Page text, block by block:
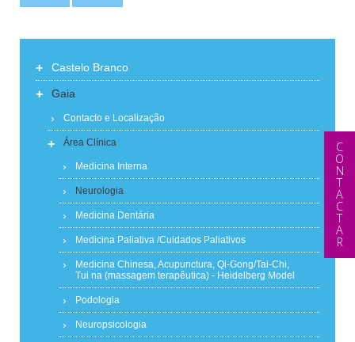
+ Castelo Branco
+ Gaia
Contacto e Localização
+ Área Clínica
Medicina Interna
Neurologia
Medicina Dentária
Medicina Paliativa /Cuidados Paliativos
Medicina Chinesa, Acupunctura, Qi-Gong/Tai-Chi,
Tui na (massagem terapêutica) - Heidelberg Model
Podologia
Neuropsicologia
CONTACTAR